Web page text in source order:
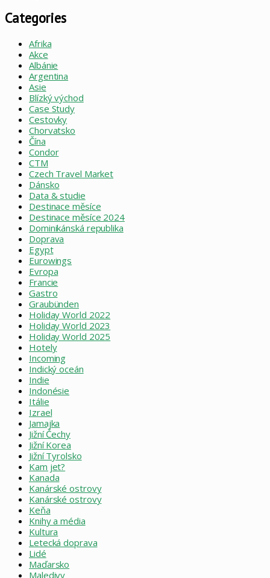
Categories
Afrika
Akce
Albánie
Argentina
Asie
Blízký východ
Case Study
Cestovky
Chorvatsko
Čína
Condor
CTM
Czech Travel Market
Dánsko
Data & studie
Destinace měsíce
Destinace měsíce 2024
Dominikánská republika
Doprava
Egypt
Eurowings
Evropa
Francie
Gastro
Graubünden
Holiday World 2022
Holiday World 2023
Holiday World 2025
Hotely
Incoming
Indický oceán
Indie
Indonésie
Itálie
Izrael
Jamajka
Jižní Čechy
Jižní Korea
Jižní Tyrolsko
Kam jet?
Kanada
Kanárské ostrovy
Kanárské ostrovy
Keňa
Knihy a média
Kultura
Letecká doprava
Lidé
Maďarsko
Maledivy